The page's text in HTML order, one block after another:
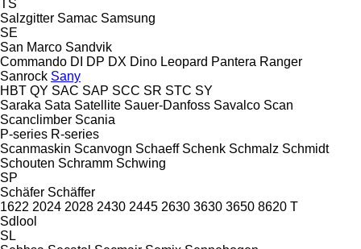
TS
Salzgitter Samac Samsung
SE
San Marco Sandvik
Commando DI DP DX Dino Leopard Pantera Ranger
Sanrock Sany
HBT QY SAC SAP SCC SR STC SY
Saraka Sata Satellite Sauer-Danfoss Savalco Scan
Scanclimber Scania
P-series R-series
Scanmaskin Scanvogn Schaeff Schenk Schmalz Schmidt
Schouten Schramm Schwing
SP
Schäfer Schäffer
1622 2024 2028 2430 2445 2630 3630 3650 8620 T
Sdlool
SL